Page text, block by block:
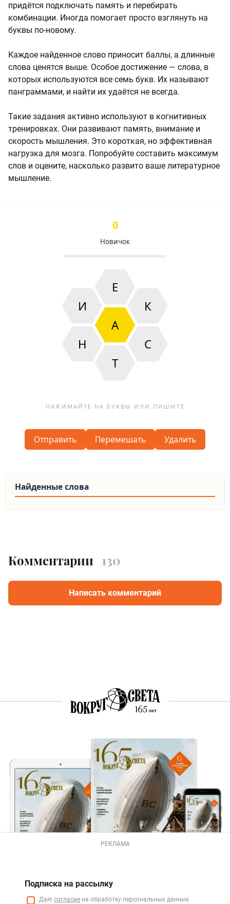
придётся подключать память и перебирать
комбинации. Иногда помогает просто взглянуть на
буквы по-новому.
Каждое найденное слово приносит баллы, а длинные
слова ценятся выше. Особое достижение — слова, в
которых используются все семь букв. Их называют
панграммами, и найти их удаётся не всегда.
Такие задания активно используют в когнитивных
тренировках. Они развивают память, внимание и
скорость мышления. Это короткая, но эффективная
нагрузка для мозга. Попробуйте составить максимум
слов и оцените, насколько развито ваше литературное
мышление.
0
Новичок
А
Е
И
К
Н
С
Т
Отправить Перемешать Удалить
Найденные слова
Комментарии 130
Написать комментарий
РЕКЛАМА
Подписка на рассылку
Даю согласие на обработку персональных данных